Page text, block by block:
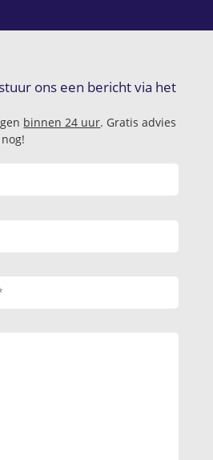
ons een bericht via het
binnen 24 uur. Gratis advies